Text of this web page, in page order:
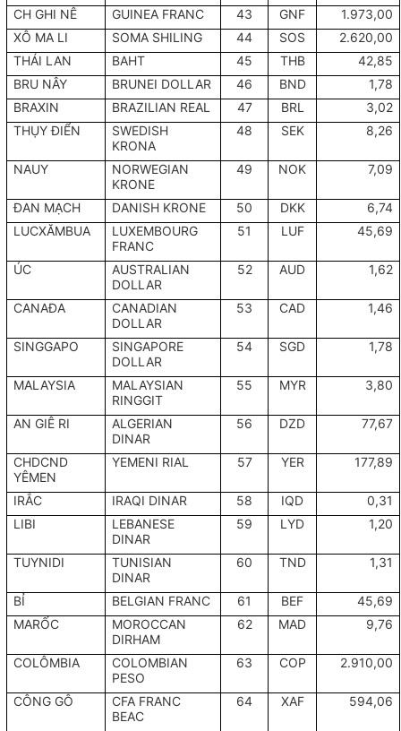
CH GHI NÊ GUINEA FRANC 43 GNF
1.973,00
XÔ MA LI
SOMA SHILING 44 SOS
2.620,00
THÁI LAN
BAHT 45 THB
42,85
BRU NÂY
BRUNEI DOLLAR 46 BND
1,78
BRAXIN
BRAZILIAN REAL 47 BRL
3,02
THỤY ĐIỂN
SWEDISH
KRONA
48 SEK 8,26
NAUY
NORWEGIAN
KRONE
49 NOK 7,09
ĐAN MẠCH DANISH KRONE 50 DKK
6,74
LUCXĂMBUA
LUXEMBOURG
FRANC
51 LUF 45,69
ÚC
AUSTRALIAN
DOLLAR
52 AUD 1,62
CANAĐA
CANADIAN
DOLLAR
53 CAD 1,46
SINGGAPO
SINGAPORE
DOLLAR
54 SGD 1,78
MALAYSIA
MALAYSIAN
RINGGIT
55 MYR 3,80
AN GIÊ RI
ALGERIAN
DINAR
56 DZD 77,67
CHDCND
YÊMEN
YEMENI RIAL 57 YER 177,89
IRẮC IRAQI DINAR 58 IQD
0,31
LIBI
LEBANESE
DINAR
59 LYD 1,20
TUYNIDI
TUNISIAN
DINAR
60 TND 1,31
BỈ BELGIAN FRANC 61 BEF
45,69
MARỐC
MOROCCAN
DIRHAM
62 MAD 9,76
COLÔMBIA
COLOMBIAN
PESO
63 COP 2.910,00
CÔNG GÔ
CFA FRANC
BEAC
64 XAF 594,06